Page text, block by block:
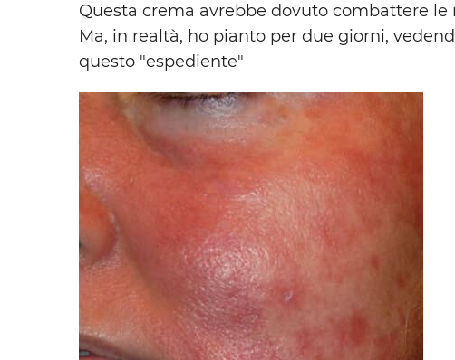
Questa crema avrebbe dovuto combattere
Ma, in realtà, ho pianto per due giorni,
questo "espediente"